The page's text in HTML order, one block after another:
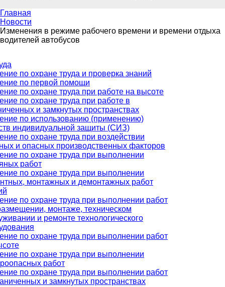
Главная
Новости
Изменения в режиме рабочего времени и времени отдыха
водителей автобусов
по охране труда и проверка знаний
по первой помощи
по охране труда при работе на высоте
по охране труда при работе в
и замкнутых пространствах
по использованию (применению)
индивидуальной защиты (СИЗ)
по охране труда при воздействии
и опасных производственных факторов
по охране труда при выполнении
работ
по охране труда при выполнении
монтажных и демонтажных работ
по охране труда при выполнении работ
монтаже, техническом
и ремонте технологического
по охране труда при выполнении работ
по охране труда при выполнении
работ
по охране труда при выполнении работ
и замкнутых пространствах